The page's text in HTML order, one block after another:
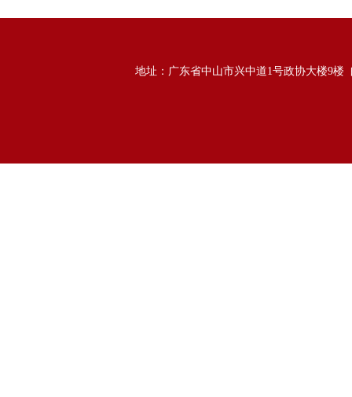
地址：广东省中山市兴中道1号政协大楼9楼